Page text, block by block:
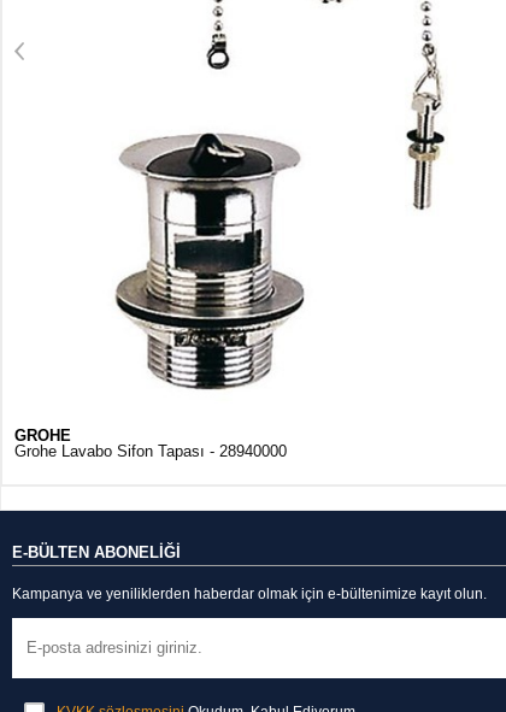
GROHE
Grohe Lavabo Sifon Tapası - 28940000
E-BÜLTEN ABONELİĞİ
Kampanya ve yeniliklerden haberdar olmak için e-bültenimize kayıt olun.